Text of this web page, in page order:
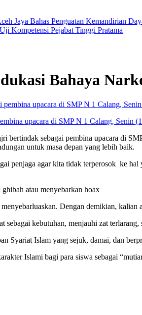
Jaya Bahas Penguatan Kemandirian
Kompetensi Pejabat Tinggi Pratama
Bahaya
upacara di SMP N 1 Calang, Senin
bertindak sebagai pembina upacara di
untuk masa depan yang lebih baik.
penjaga agar kita tidak terperosok ke
atau menyebarkan hoax
Dengan demikian,
kebutuhan, menjauhi zat
Syariat Islam yang sejuk, damai, dan
Islami bagi para siswa sebagai